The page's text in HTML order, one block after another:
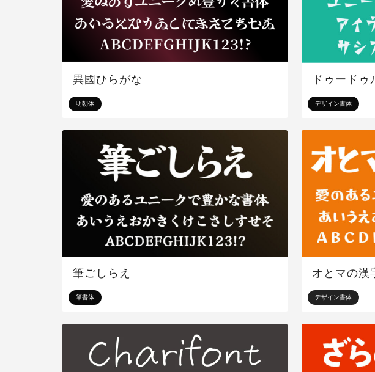
明朝体
異國ひらがな
デザイン書体
ドゥードゥ
筆書体
筆ごしらえ
デザイン書体
オとマの漢